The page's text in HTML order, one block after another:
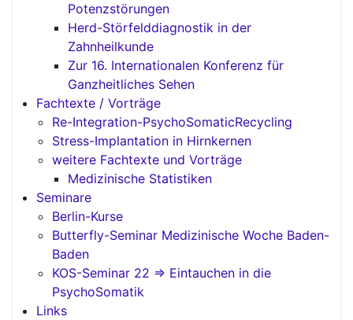
Potenzstörungen
Herd-Störfelddiagnostik in der
Zahnheilkunde
Zur 16. Internationalen Konferenz für
Ganzheitliches Sehen
Fachtexte / Vorträge
Re-Integration-PsychoSomaticRecycling
Stress-Implantation in Hirnkernen
weitere Fachtexte und Vorträge
Medizinische Statistiken
Seminare
Berlin-Kurse
Butterfly-Seminar Medizinische Woche Baden-
Baden
KOS-Seminar 22 => Eintauchen in die
PsychoSomatik
Links